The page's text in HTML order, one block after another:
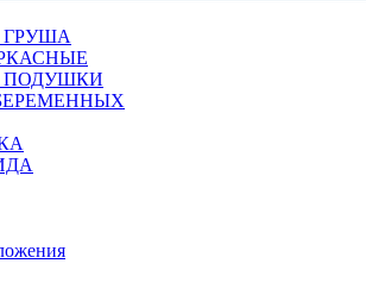
ПОДУШКИ